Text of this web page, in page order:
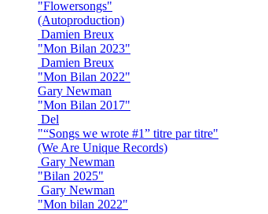
"Flowersongs"
(Autoproduction)
Damien Breux
"Mon Bilan 2023"
Damien Breux
"Mon Bilan 2022"
Gary Newman
"Mon Bilan 2017"
Del
"“Songs we wrote #1” titre par titre"
(We Are Unique Records)
Gary Newman
"Bilan 2025"
Gary Newman
"Mon bilan 2022"